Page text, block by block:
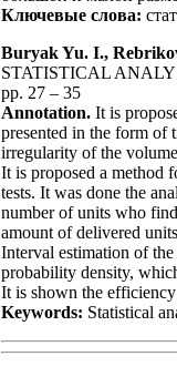
Ключевые слова:
Buryak Yu. I.,
STATISTICAL
pp. 27 – 35
Annotation. It is
presented in the form of
irregularity of the
It is proposed a method
tests. It was done the
number of units who
amount of delivered
Interval estimation of
probability density,
It is shown the
Keywords: Statistical